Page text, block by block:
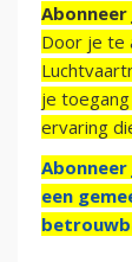
Door je te
je
ervaring
een